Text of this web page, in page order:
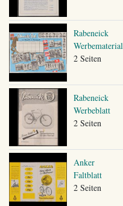
Rabeneick
Werbematerial
2 Seiten
Rabeneick
Werbeblatt
2 Seiten
Anker
Faltblatt
2 Seiten